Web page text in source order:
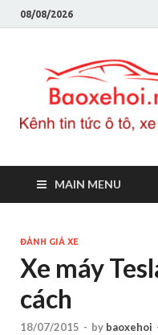
08/08/2026
MAIN MENU
ĐÁNH GIÁ XE
Xe máy
cách
18/07/2015 - by baoxehoi